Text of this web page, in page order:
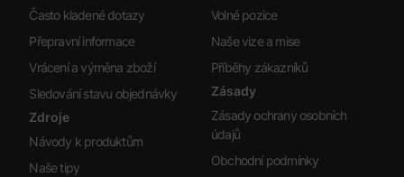
Často kladené dotazy
Přepravní informace
Vrácení a výměna zboží
Sledování stavu objednávky
Zdroje
Návody k produktům
Naše tipy
Volné pozice
Naše vize a mise
Příběhy zákazníků
Zásady
Zásady ochrany osobních
údajů
Obchodní podmínky